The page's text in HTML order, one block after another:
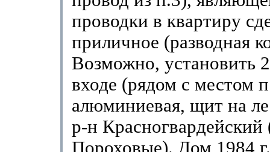
проводки в квартиру
приличное (разводная
Возможно, установить
входе (рядом с местом
алюминиевая, щит на
р-н Красногвардейский
Пороховые). Дом 1984